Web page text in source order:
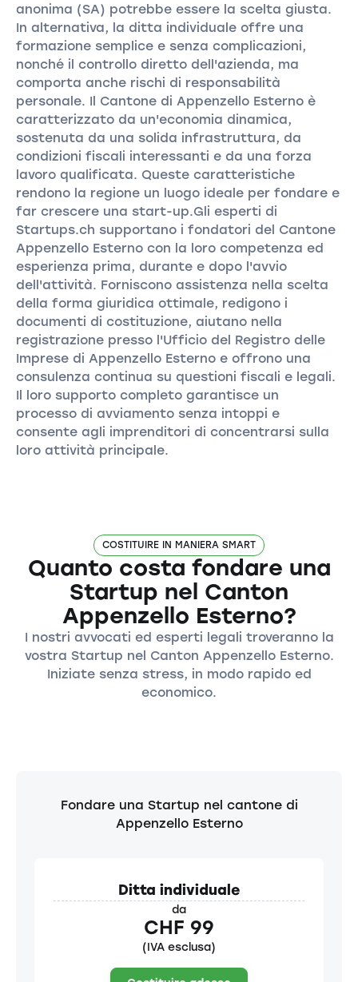
anonima (SA) potrebbe essere la scelta giusta.
In alternativa, la ditta individuale offre una
formazione semplice e senza complicazioni,
nonché il controllo diretto dell'azienda, ma
comporta anche rischi di responsabilità
personale. Il Cantone di Appenzello Esterno è
caratterizzato da un'economia dinamica,
sostenuta da una solida infrastruttura, da
condizioni fiscali interessanti e da una forza
lavoro qualificata. Queste caratteristiche
rendono la regione un luogo ideale per fondare e
far crescere una start-up.Gli esperti di
Startups.ch supportano i fondatori del Cantone
Appenzello Esterno con la loro competenza ed
esperienza prima, durante e dopo l'avvio
dell'attività. Forniscono assistenza nella scelta
della forma giuridica ottimale, redigono i
documenti di costituzione, aiutano nella
registrazione presso l'Ufficio del Registro delle
Imprese di Appenzello Esterno e offrono una
consulenza continua su questioni fiscali e legali.
Il loro supporto completo garantisce un
processo di avviamento senza intoppi e
consente agli imprenditori di concentrarsi sulla
loro attività principale.
COSTITUIRE IN MANIERA SMART
Quanto costa fondare una
Startup nel Canton
Appenzello Esterno?
I nostri avvocati ed esperti legali troveranno la
vostra Startup nel Canton Appenzello Esterno.
Iniziate senza stress, in modo rapido ed
economico.
Fondare una Startup nel cantone di
Appenzello Esterno
Ditta individuale
da
CHF 99
(IVA esclusa)